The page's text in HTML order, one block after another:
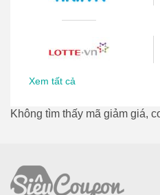
Xem tất cả
Không tìm thấy mã giảm giá,